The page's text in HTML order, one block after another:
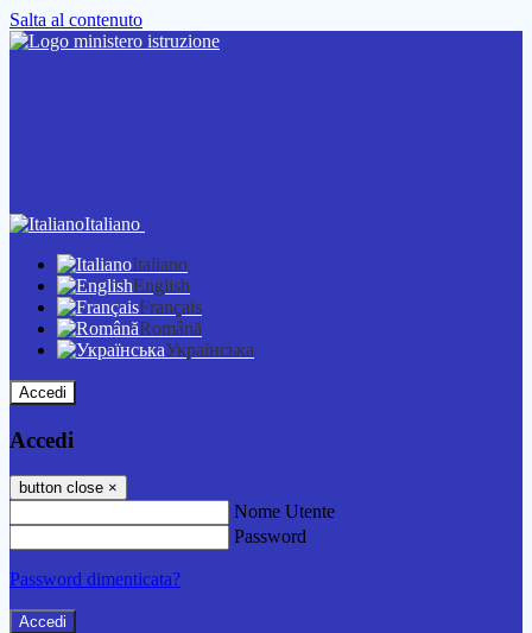
Salta al contenuto
Italiano
Italiano
English
Français
Română
Українська
Accedi
Accedi
button close ×
Nome Utente
Password
Password dimenticata?